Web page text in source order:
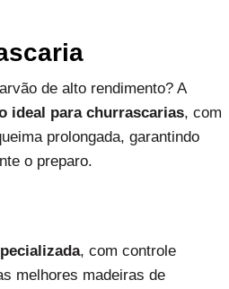
de alto rendimento? A
ideal para churrascarias, com
prolongada, garantindo
o preparo.
, com controle
melhores madeiras de